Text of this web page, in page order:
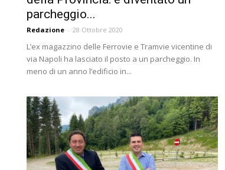
parcheggio...
Redazione - 28 Ottobre 2020
L’ex magazzino delle Ferrovie e Tramvie vicentine di
via Napoli ha lasciato il posto a un parcheggio. In
meno di un anno l’edificio in...